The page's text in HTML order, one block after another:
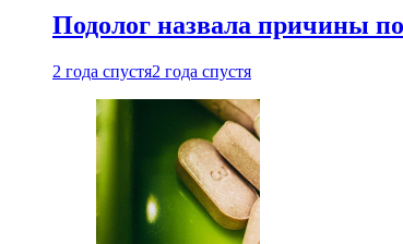
Подолог назвала причины
2 года спустя2 года спустя